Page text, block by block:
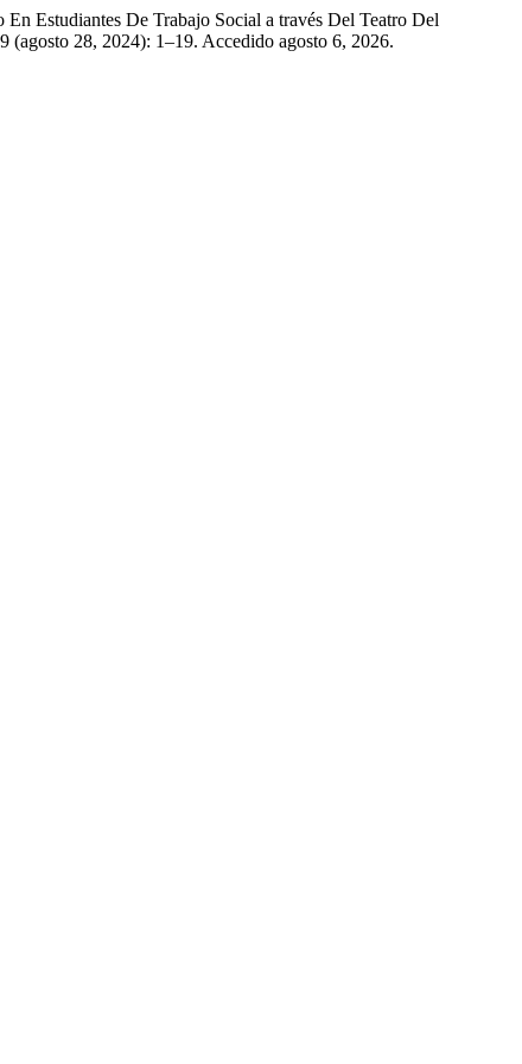
Estudiantes De Trabajo Social a través Del Teatro Del
9 (agosto 28, 2024): 1–19. Accedido agosto 6, 2026.